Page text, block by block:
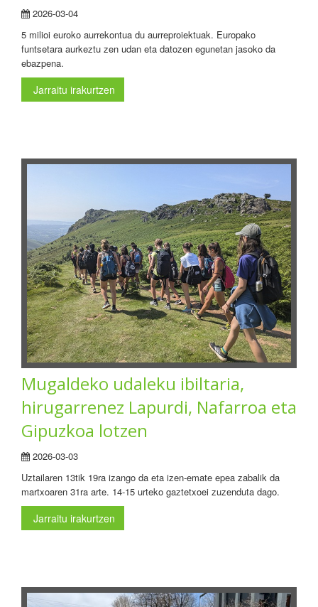
2026-03-04
5 milioi euroko aurrekontua du aurreproiektuak. Europako
funtsetara aurkeztu zen udan eta datozen egunetan jasoko da
ebazpena.
Jarraitu irakurtzen
Mugaldeko udaleku ibiltaria,
hirugarrenez Lapurdi, Nafarroa eta
Gipuzkoa lotzen
2026-03-03
Uztailaren 13tik 19ra izango da eta izen-emate epea zabalik da
martxoaren 31ra arte. 14-15 urteko gaztetxoei zuzenduta dago.
Jarraitu irakurtzen